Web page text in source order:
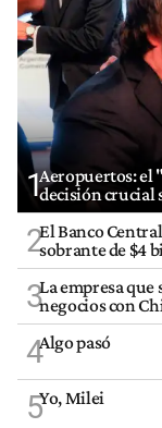
1Aeropuertos: el
decisión crucial
2El Banco
sobrante de $4
3La empresa que
negocios con
4Algo pasó
5Yo, Milei